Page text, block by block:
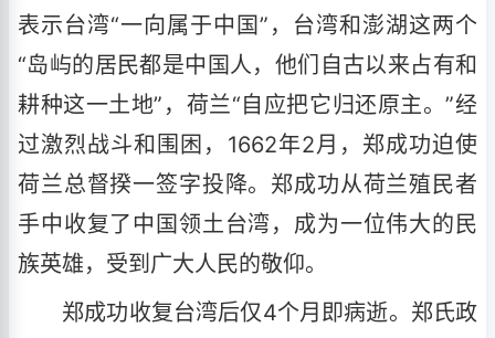
表示台湾“一向属于中国”，台湾和澎湖这两个
“岛屿的居民都是中国人，他们自古以来占有和
耕种这一土地”，荷兰“自应把它归还原主。”经
过激烈战斗和围困，1662年2月，郑成功迫使
荷兰总督揆一签字投降。郑成功从荷兰殖民者
手中收复了中国领土台湾，成为一位伟大的民
族英雄，受到广大人民的敬仰。
郑成功收复台湾后仅4个月即病逝。郑氏政